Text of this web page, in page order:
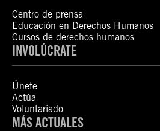
Centro de prensa
Educación en Derechos Humanos
Cursos de derechos humanos
INVOLÚCRATE
Únete
Actúa
Voluntariado
MÁS ACTUALES